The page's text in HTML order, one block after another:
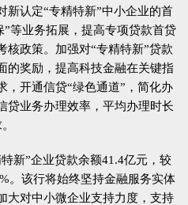
新认定“专精特新”中小企业的首
等业务拓展，提高专项贷款首贷
核政策。加强对“专精特新”贷款
的奖励，提高科技金融在关键指
，开通信贷“绿色通道”，简化办
贷业务办理效率，平均办理时长
新”企业贷款余额41.4亿元，较
。该行将始终坚持金融服务实体
大对中小微企业支持力度，支持